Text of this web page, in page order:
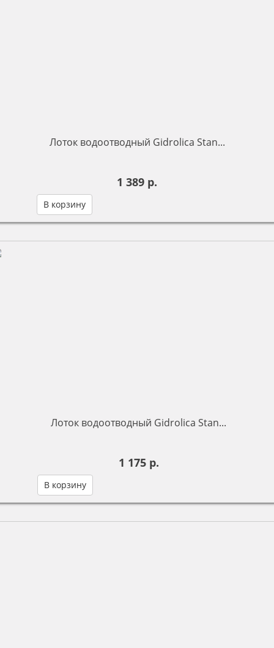
Лоток водоотводный Gidrolica Stan...
1 389 р.
В корзину
Лоток водоотводный Gidrolica Stan...
1 175 р.
В корзину